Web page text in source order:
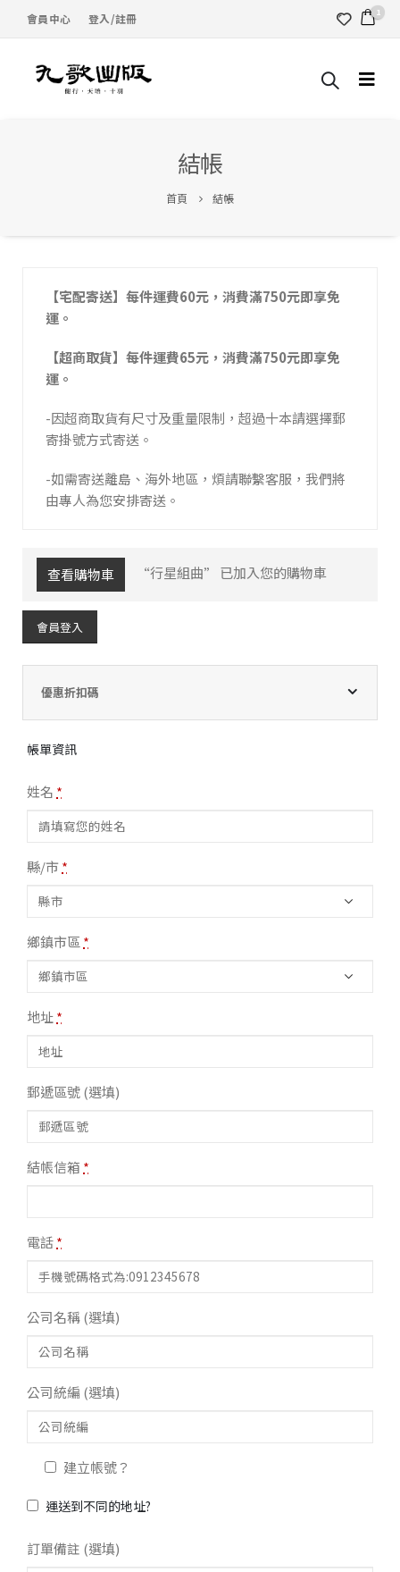
會員中心 登入/註冊 1
結帳
首頁 結帳
【宅配寄送】每件運費60元，消費滿750元即享免
運。
【超商取貨】每件運費65元，消費滿750元即享免
運。
-因超商取貨有尺寸及重量限制，超過十本請選擇郵
寄掛號方式寄送。
-如需寄送離島、海外地區，煩請聯繫客服，我們將
由專人為您安排寄送。
查看購物車 “行星組曲” 已加入您的購物車
會員登入
優惠折扣碼
帳單資訊
姓名 *
縣/市*
鄉鎮市區 *
地址*
郵遞區號(選填)
結帳信箱 *
電話*
公司名稱(選填)
公司統編 (選填)
建立帳號？
運送到不同的地址?
訂單備註 (選填)